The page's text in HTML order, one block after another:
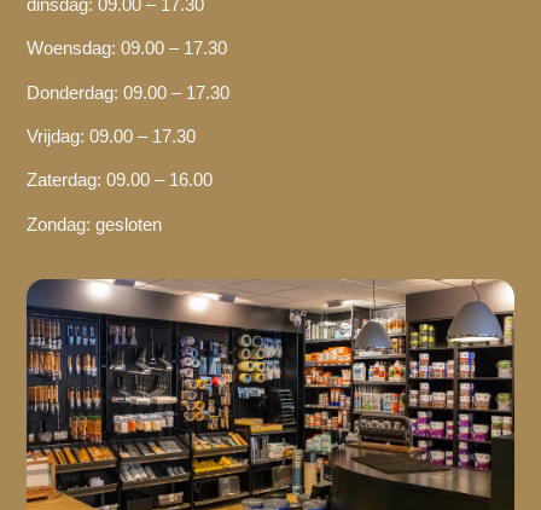
dinsdag: 09.00 – 17.30
Woensdag: 09.00 – 17.30
Donderdag: 09.00 – 17.30
Vrijdag: 09.00 – 17.30
Zaterdag: 09.00 – 16.00
Zondag: gesloten